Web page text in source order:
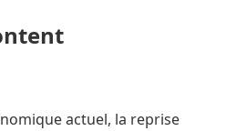
actuel, la reprise